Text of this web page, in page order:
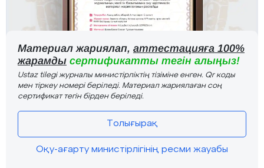
Материал жариялап, аттестацияға 100%
жарамды сертификатты тегін алыңыз!
Ustaz tilegi журналы министірліктің тізіміне енген. Qr коды
мен тіркеу номері беріледі. Материал жариялаған соң
сертификат тегін бірден беріледі.
Толығырақ
Оқу-ағарту министірлігінің ресми жауабы